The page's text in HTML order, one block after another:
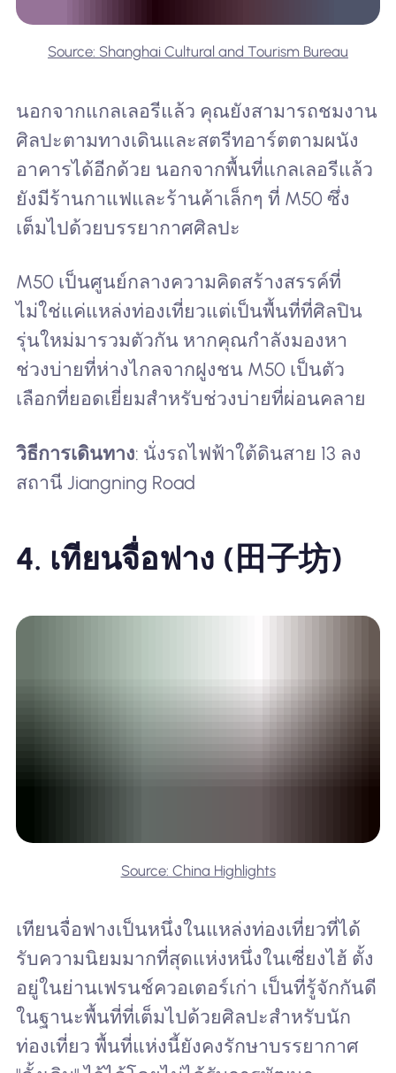
Source: Shanghai Cultural and Tourism Bureau
นอกจากแกลเลอรีแล้ว คุณยังสามารถชมงาน
ศิลปะตามทางเดินและสตรีทอาร์ตตามผนัง
อาคารได้อีกด้วย นอกจากพื้นที่แกลเลอรีแล้ว
ยังมีร้านกาแฟและร้านค้าเล็กๆ ที่ M50 ซึ่ง
เต็มไปด้วยบรรยากาศศิลปะ
M50 เป็นศูนย์กลางความคิดสร้างสรรค์ที่
ไม่ใช่แค่แหล่งท่องเที่ยวแต่เป็นพื้นที่ที่ศิลปิน
รุ่นใหม่มารวมตัวกัน หากคุณกำลังมองหา
ช่วงบ่ายที่ห่างไกลจากฝูงชน M50 เป็นตัว
เลือกที่ยอดเยี่ยมสำหรับช่วงบ่ายที่ผ่อนคลาย
วิธีการเดินทาง: นั่งรถไฟฟ้าใต้ดินสาย 13 ลง
สถานี Jiangning Road
4. เทียนจื่อฟาง (田子坊)
Source: China Highlights
เทียนจื่อฟางเป็นหนึ่งในแหล่งท่องเที่ยวที่ได้
รับความนิยมมากที่สุดแห่งหนึ่งในเซี่ยงไฮ้ ตั้ง
อยู่ในย่านเฟรนช์ควอเตอร์เก่า เป็นที่รู้จักกันดี
ในฐานะพื้นที่ที่เต็มไปด้วยศิลปะสำหรับนัก
ท่องเที่ยว พื้นที่แห่งนี้ยังคงรักษาบรรยากาศ